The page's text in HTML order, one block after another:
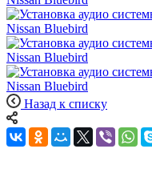
Назад к списку